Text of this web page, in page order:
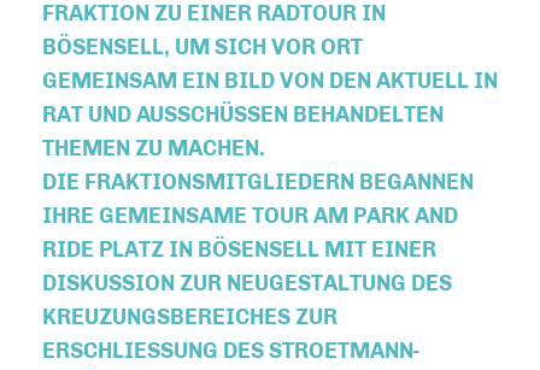
FRAKTION ZU EINER RADTOUR IN
BÖSENSELL, UM SICH VOR ORT
GEMEINSAM EIN BILD VON DEN AKTUELL IN
RAT UND AUSSCHÜSSEN BEHANDELTEN
THEMEN ZU MACHEN.
DIE FRAKTIONSMITGLIEDERN BEGANNEN
IHRE GEMEINSAME TOUR AM PARK AND
RIDE PLATZ IN BÖSENSELL MIT EINER
DISKUSSION ZUR NEUGESTALTUNG DES
KREUZUNGSBEREICHES ZUR
ERSCHLIESSUNG DES STROETMANN-G